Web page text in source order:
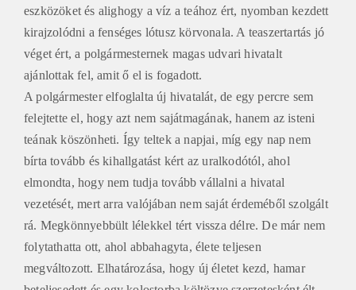
eszközöket és alighogy a víz a teához ért, nyomban kezdett
kirajzolódni a fenséges lótusz körvonala. A teaszertartás jó
véget ért, a polgármesternek magas udvari hivatalt
ajánlottak fel, amit ő el is fogadott.
A polgármester elfoglalta új hivatalát, de egy percre sem
felejtette el, hogy azt nem sajátmagának, hanem az isteni
teának köszönheti. Így teltek a napjai, míg egy nap nem
bírta tovább és kihallgatást kért az uralkodótól, ahol
elmondta, hogy nem tudja tovább vállalni a hivatal
vezetését, mert arra valójában nem saját érdeméből szolgált
rá. Megkönnyebbült lélekkel tért vissza délre. De már nem
folytathatta ott, ahol abbahagyta, élete teljesen
megváltozott. Elhatározása, hogy új életet kezd, hamar